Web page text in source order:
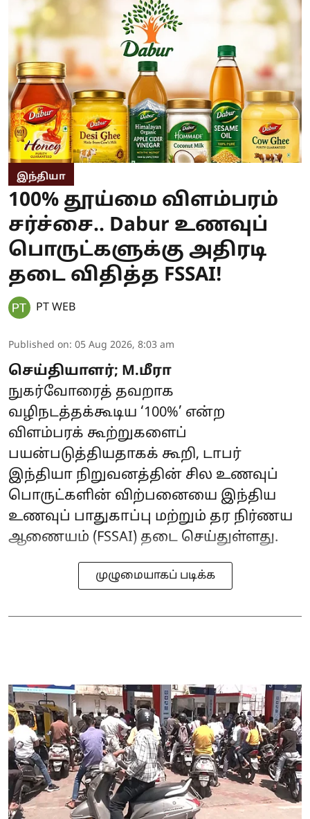
இந்தியா
100% தூய்மை விளம்பரம்
சர்ச்சை.. Dabur உணவுப்
பொருட்களுக்கு அதிரடி
தடை விதித்த FSSAI!
PT WEB
Published on: 05 Aug 2026, 8:03 am
செய்தியாளர்; M.மீரா
நுகர்வோரைத் தவறாக
வழிநடத்தக்கூடிய ‘100%’ என்ற
விளம்பரக் கூற்றுகளைப்
பயன்படுத்தியதாகக் கூறி, டாபர்
இந்தியா நிறுவனத்தின் சில உணவுப்
பொருட்களின் விற்பனையை இந்திய
உணவுப் பாதுகாப்பு மற்றும் தர நிர்ணய
ஆணையம் (FSSAI) தடை செய்துள்ளது.
முழுமையாகப் படிக்க